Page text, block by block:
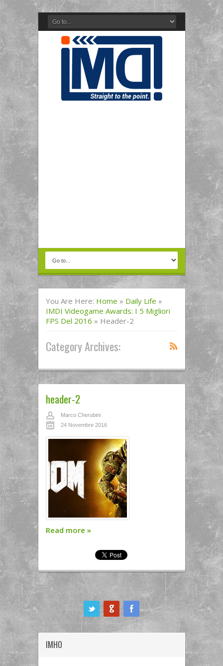
You Are Here: Home » Daily Life »
IMDI Videogame Awards: I 5 Migliori
FPS Del 2016 » Header-2
Category Archives:
header-2
Marco Cherubini
24 Novembre 2016
Read more »
IMHO